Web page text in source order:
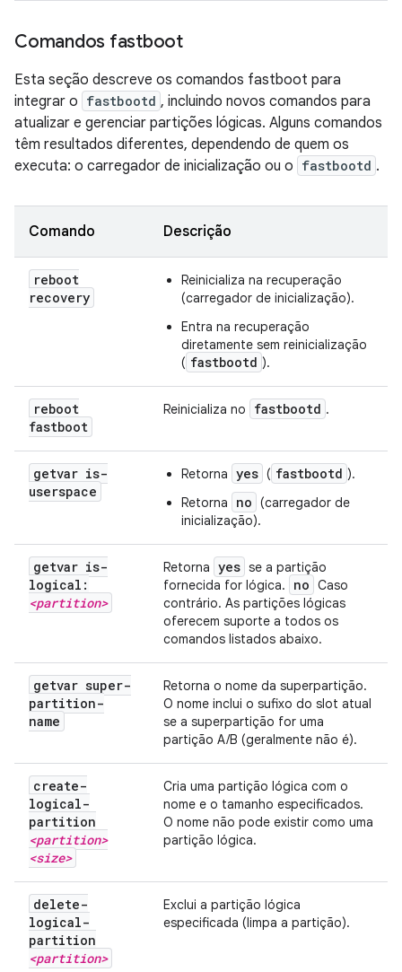
Comandos fastboot
Esta seção descreve os comandos fastboot para
integrar o fastbootd , incluindo novos comandos para
atualizar e gerenciar partições lógicas. Alguns comandos
têm resultados diferentes, dependendo de quem os
executa: o carregador de inicialização ou o fastbootd .
Comando Descrição
reboot
recovery
Reinicializa na recuperação
(carregador de inicialização).
Entra na recuperação
diretamente sem reinicialização
( fastbootd ).
reboot
fastboot
Reinicializa no fastbootd .
getvar is-
userspace
Retorna yes ( fastbootd ).
Retorna
no (carregador de
inicialização).
getvar is-
logical:
<partition>
Retorna yes se a partição
fornecida for lógica.
no Caso
contrário. As partições lógicas
oferecem suporte a todos os
comandos listados abaixo.
getvar super-
partition-
name
Retorna o nome da superpartição.
O nome inclui o sufixo do slot atual
se a superpartição for uma
partição A/B (geralmente não é).
create-
logical-
partition
<partition>
<size>
Cria uma partição lógica com o
nome e o tamanho especificados.
O nome não pode existir como uma
partição lógica.
delete-
logical-
partition
<partition>
Exclui a partição lógica
especificada (limpa a partição).